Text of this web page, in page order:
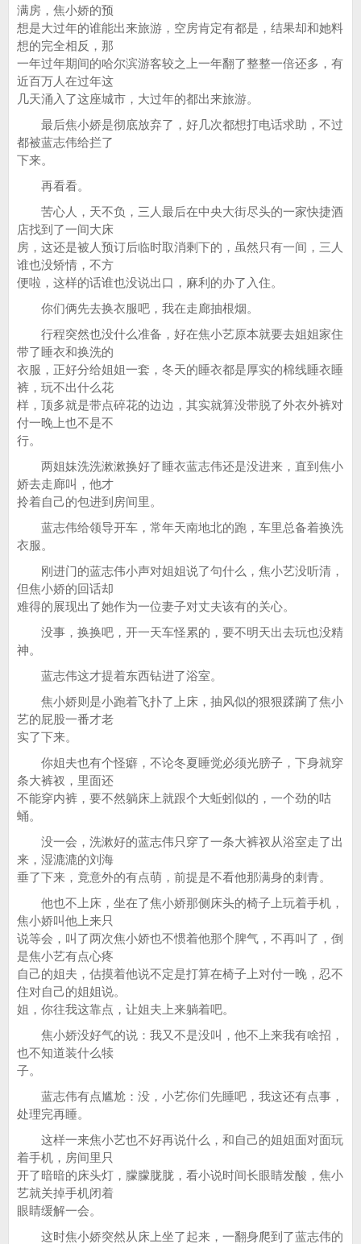
满房，焦小娇的预
想是大过年的谁能出来旅游，空房肯定有都是，结果却和她料
想的完全相反，那
一年过年期间的哈尔滨游客较之上一年翻了整整一倍还多，有
近百万人在过年这
几天涌入了这座城市，大过年的都出来旅游。
最后焦小娇是彻底放弃了，好几次都想打电话求助，不过
都被蓝志伟给拦了
下来。
再看看。
苦心人，天不负，三人最后在中央大街尽头的一家快捷酒
店找到了一间大床
房，这还是被人预订后临时取消剩下的，虽然只有一间，三人
谁也没矫情，不方
便啦，这样的话谁也没说出口，麻利的办了入住。
你们俩先去换衣服吧，我在走廊抽根烟。
行程突然也没什么准备，好在焦小艺原本就要去姐姐家住
带了睡衣和换洗的
衣服，正好分给姐姐一套，冬天的睡衣都是厚实的棉线睡衣睡
裤，玩不出什么花
样，顶多就是带点碎花的边边，其实就算没带脱了外衣外裤对
付一晚上也不是不
行。
两姐妹洗洗漱漱换好了睡衣蓝志伟还是没进来，直到焦小
娇去走廊叫，他才
拎着自己的包进到房间里。
蓝志伟给领导开车，常年天南地北的跑，车里总备着换洗
衣服。
刚进门的蓝志伟小声对姐姐说了句什么，焦小艺没听清，
但焦小娇的回话却
难得的展现出了她作为一位妻子对丈夫该有的关心。
没事，换换吧，开一天车怪累的，要不明天出去玩也没精
神。
蓝志伟这才提着东西钻进了浴室。
焦小娇则是小跑着飞扑了上床，抽风似的狠狠蹂躏了焦小
艺的屁股一番才老
实了下来。
你姐夫也有个怪癖，不论冬夏睡觉必须光膀子，下身就穿
条大裤衩，里面还
不能穿内裤，要不然躺床上就跟个大蚯蚓似的，一个劲的咕
蛹。
没一会，洗漱好的蓝志伟只穿了一条大裤衩从浴室走了出
来，湿漉漉的刘海
垂了下来，竟意外的有点萌，前提是不看他那满身的刺青。
他也不上床，坐在了焦小娇那侧床头的椅子上玩着手机，
焦小娇叫他上来只
说等会，叫了两次焦小娇也不惯着他那个脾气，不再叫了，倒
是焦小艺有点心疼
自己的姐夫，估摸着他说不定是打算在椅子上对付一晚，忍不
住对自己的姐姐说。
姐，你往我这靠点，让姐夫上来躺着吧。
焦小娇没好气的说：我又不是没叫，他不上来我有啥招，
也不知道装什么犊
子。
蓝志伟有点尴尬：没，小艺你们先睡吧，我这还有点事，
处理完再睡。
这样一来焦小艺也不好再说什么，和自己的姐姐面对面玩
着手机，房间里只
开了暗暗的床头灯，朦朦胧胧，看小说时间长眼睛发酸，焦小
艺就关掉手机闭着
眼睛缓解一会。
这时焦小娇突然从床上坐了起来，一翻身爬到了蓝志伟的